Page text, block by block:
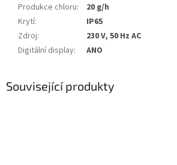
Produkce chloru:
20 g/h
Krytí:
IP65
Zdroj:
230 V, 50 Hz AC
Digitální display: ANO
Související produkty